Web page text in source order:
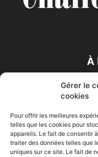
Gérer le
cookies
Pour offrir les meilleures
telles que les cookies pour
appareils. Le fait de consentir
traiter des données telles que
uniques sur ce site. Le fait de
À